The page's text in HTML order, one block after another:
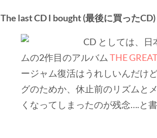
The last CD I bought (最後に買ったCD)
CD としては、日
ムの2作目のアルバム THE
ージャム復活はうれしいんだけ
グのためか、休止前のリズムと
くなってしまったのが残念….と